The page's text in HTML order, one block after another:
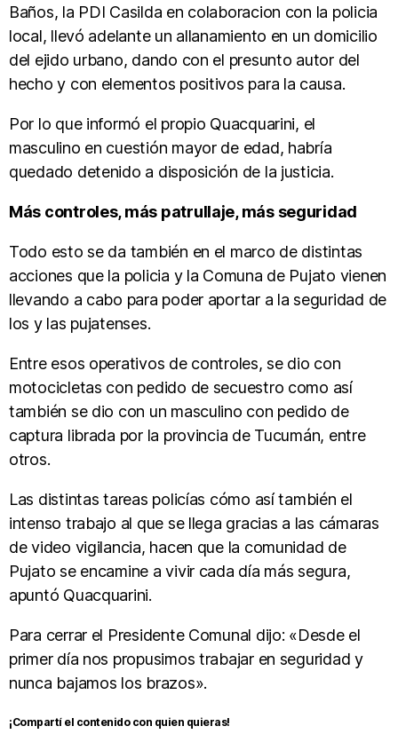
Baños, la PDI Casilda en colaboracion con la policia
local, llevó adelante un allanamiento en un domicilio
del ejido urbano, dando con el presunto autor del
hecho y con elementos positivos para la causa.
Por lo que informó el propio Quacquarini, el
masculino en cuestión mayor de edad, habría
quedado detenido a disposición de la justicia.
Más controles, más patrullaje, más seguridad
Todo esto se da también en el marco de distintas
acciones que la policia y la Comuna de Pujato vienen
llevando a cabo para poder aportar a la seguridad de
los y las pujatenses.
Entre esos operativos de controles, se dio con
motocicletas con pedido de secuestro como así
también se dio con un masculino con pedido de
captura librada por la provincia de Tucumán, entre
otros.
Las distintas tareas policías cómo así también el
intenso trabajo al que se llega gracias a las cámaras
de video vigilancia, hacen que la comunidad de
Pujato se encamine a vivir cada día más segura,
apuntó Quacquarini.
Para cerrar el Presidente Comunal dijo: «Desde el
primer día nos propusimos trabajar en seguridad y
nunca bajamos los brazos».
¡Compartí el contenido con quien quieras!